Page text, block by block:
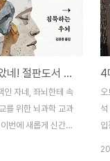
자네 좌뇌한테 속았네! 절판도서 뇌는 나를 어떻게 조종하는가 라는 제목으로 재출시
인 자네, 좌뇌한테 속
를 위한 뇌과학 교과
번에 새롭게 신간으
오